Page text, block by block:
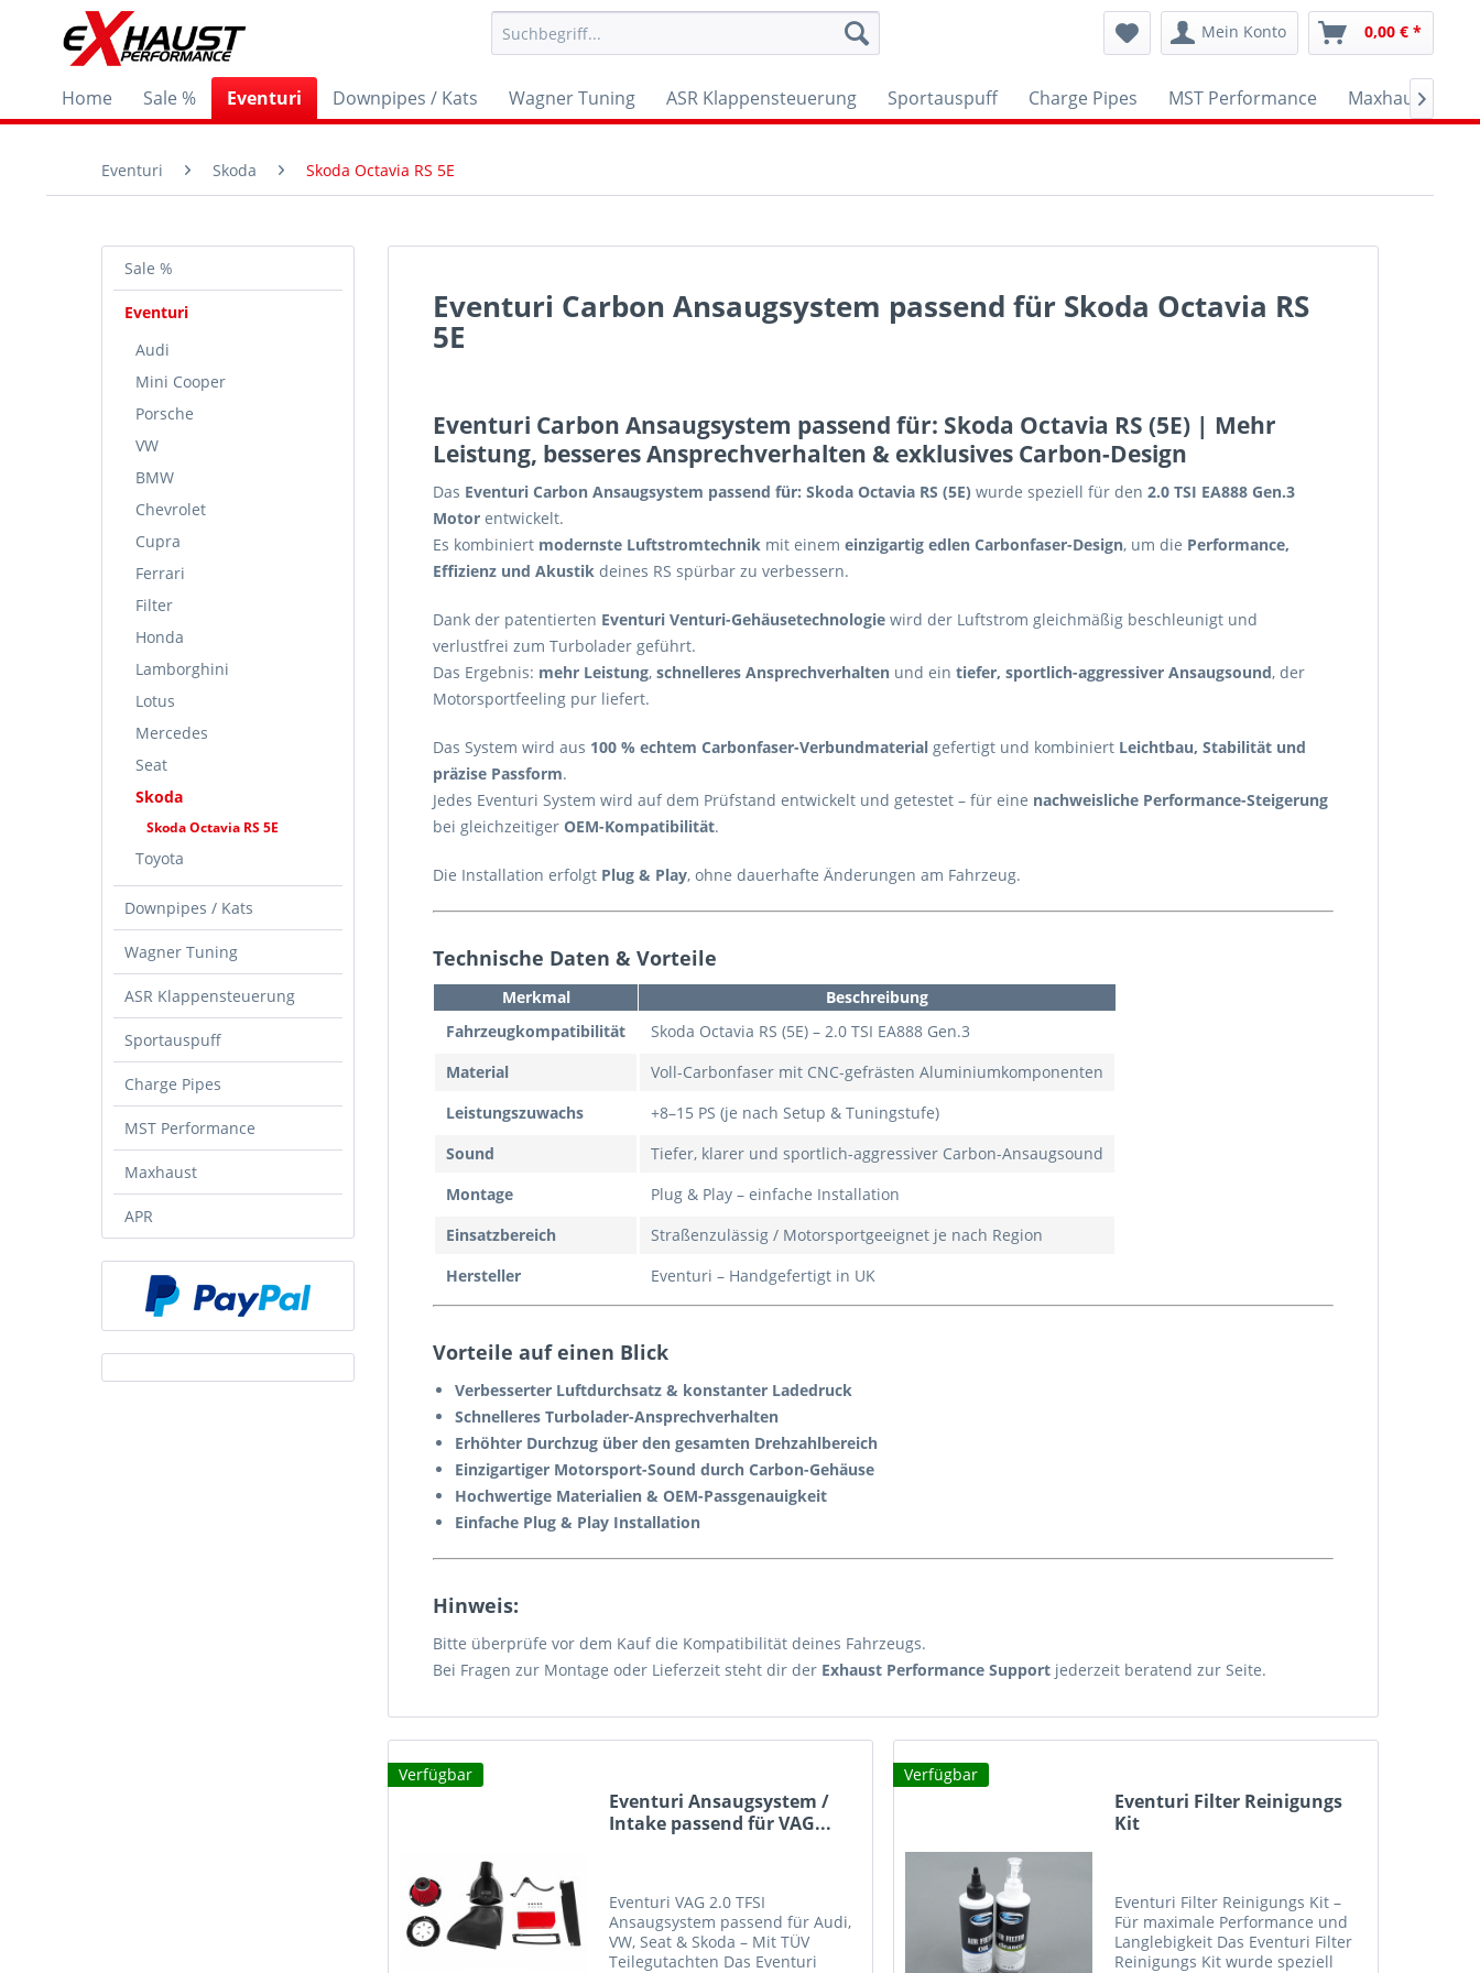
Mein Konto 0,00 € *
Home Sale % Eventuri Downpipes / Kats Wagner Tuning ASR Klappensteuerung Sportauspuff Charge Pipes MST Performance Maxhaust

Eventuri Skoda Skoda Octavia RS 5E
Sale %
Eventuri
Audi
Mini Cooper
Porsche
VW
BMW
Chevrolet
Cupra
Ferrari
Filter
Honda
Lamborghini
Lotus
Mercedes
Seat
Skoda
Skoda Octavia RS 5E
Toyota
Downpipes / Kats
Wagner Tuning
ASR Klappensteuerung
Sportauspuff
Charge Pipes
MST Performance
Maxhaust
APR
Eventuri Carbon Ansaugsystem passend für Skoda Octavia RS
5E
Eventuri Carbon Ansaugsystem passend für: Skoda Octavia RS (5E) | Mehr
Leistung, besseres Ansprechverhalten & exklusives Carbon-Design
Das Eventuri Carbon Ansaugsystem passend für: Skoda Octavia RS (5E) wurde speziell für den 2.0 TSI EA888 Gen.3
Motor entwickelt.
Es kombiniert modernste Luftstromtechnik mit einem einzigartig edlen Carbonfaser-Design, um die Performance,
Effizienz und Akustik deines RS spürbar zu verbessern.
Dank der patentierten Eventuri Venturi-Gehäusetechnologie wird der Luftstrom gleichmäßig beschleunigt und
verlustfrei zum Turbolader geführt.
Das Ergebnis: mehr Leistung, schnelleres Ansprechverhalten und ein tiefer, sportlich-aggressiver Ansaugsound, der
Motorsportfeeling pur liefert.
Das System wird aus 100 % echtem Carbonfaser-Verbundmaterial gefertigt und kombiniert Leichtbau, Stabilität und
präzise Passform.
Jedes Eventuri System wird auf dem Prüfstand entwickelt und getestet – für eine nachweisliche Performance-Steigerung
bei gleichzeitiger OEM-Kompatibilität.
Die Installation erfolgt Plug & Play, ohne dauerhafte Änderungen am Fahrzeug.
Technische Daten & Vorteile
Merkmal
Beschreibung
Fahrzeugkompatibilität
Skoda Octavia RS (5E) – 2.0 TSI EA888 Gen.3
Material
Voll-Carbonfaser mit CNC-gefrästen Aluminiumkomponenten
Leistungszuwachs
+8–15 PS (je nach Setup & Tuningstufe)
Sound
Tiefer, klarer und sportlich-aggressiver Carbon-Ansaugsound
Montage
Plug & Play – einfache Installation
Einsatzbereich
Straßenzulässig / Motorsportgeeignet je nach Region
Hersteller
Eventuri – Handgefertigt in UK
Vorteile auf einen Blick
Verbesserter Luftdurchsatz & konstanter Ladedruck
Schnelleres Turbolader-Ansprechverhalten
Erhöhter Durchzug über den gesamten Drehzahlbereich
Einzigartiger Motorsport-Sound durch Carbon-Gehäuse
Hochwertige Materialien & OEM-Passgenauigkeit
Einfache Plug & Play Installation
Hinweis:
Bitte überprüfe vor dem Kauf die Kompatibilität deines Fahrzeugs.
Bei Fragen zur Montage oder Lieferzeit steht dir der Exhaust Performance Support jederzeit beratend zur Seite.
Verfügbar
Eventuri Ansaugsystem /
Intake passend für VAG...
Eventuri VAG 2.0 TFSI
Ansaugsystem passend für Audi,
VW, Seat & Skoda – Mit TÜV
Teilegutachten Das Eventuri
Verfügbar
Eventuri Filter Reinigungs
Kit
Eventuri Filter Reinigungs Kit –
Für maximale Performance und
Langlebigkeit Das Eventuri Filter
Reinigungs Kit wurde speziell